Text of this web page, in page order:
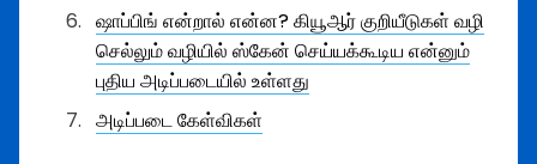
ஷாப்பிங் என்றால் என்ன? கியூஆர் குறியீடுகள் வழி
செல்லும் வழியில் ஸ்கேன் செய்யக்கூடிய என்னும்
புதிய அடிப்படையில் உள்ளது
அடிப்படை கேள்விகள்